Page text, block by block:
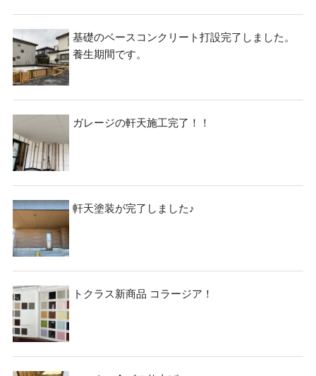
基礎のベースコンクリート打設完了しました。
養生期間です。
ガレージの軒天施工完了！！
軒天塗装が完了しました♪
トクラス新商品 コラージア！